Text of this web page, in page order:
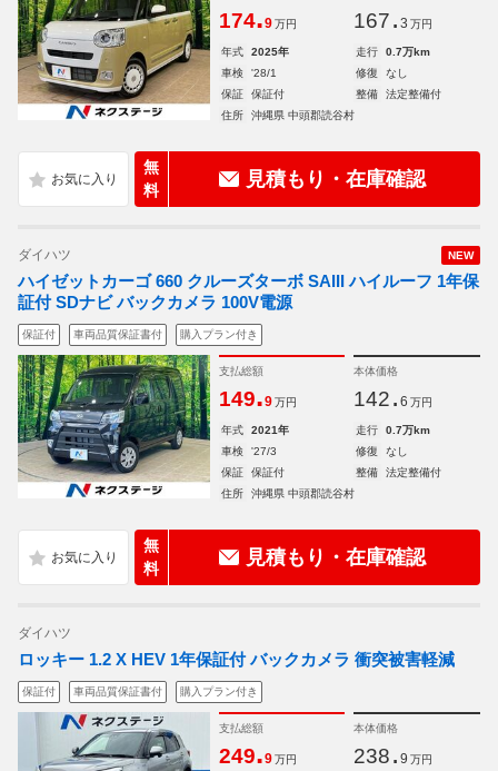
174.9 万円 167. 3 万円
年式 2025年 走行
0.7万km
車検
'28/1 修復
なし
保証
保証付 整備
法定整備付
住所
沖縄県 中頭郡読谷村
無
料
見積もり・在庫確認
NEW
ダイハツ
ハイゼットカーゴ 660 クルーズターボ SAIII ハイルーフ 1年保
証付 SDナビ バックカメラ 100V電源
保証付 車両品質保証書付 購入プラン付き
支払総額
149.9 万円
本体価格
142. 6 万円
年式 2021年 走行
0.7万km
車検
'27/3 修復
なし
保証
保証付 整備
法定整備付
住所
沖縄県 中頭郡読谷村
無
料
見積もり・在庫確認
ダイハツ
ロッキー 1.2 X HEV 1年保証付 バックカメラ 衝突被害軽減
保証付 車両品質保証書付 購入プラン付き
支払総額
249.9 万円
本体価格
238. 9 万円